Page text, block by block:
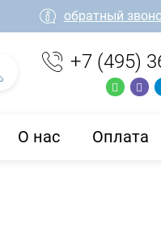
обратный
+7 (495)
О нас Оплата